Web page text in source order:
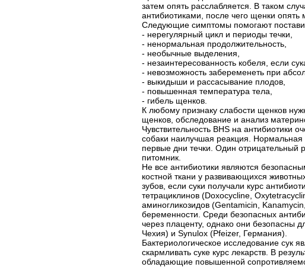
затем опять расслабляется. В таком
антибиотиками, после чего щенки опять
Следующие симптомы помогают
- нерегулярный цикл и периоды течки,
- ненормальная продолжительность,
- необычные выделения,
- незаинтересованность кобеля, если
- невозможность забеременеть при
- выкидыши и рассасывание плодов,
- повышенная температура тела,
- гибель щенков.
К любому признаку слабости щенков
щенков, обследование и анализ
Чувствительность BHS на антибиотики
собаки наилучшая реакция. Нормальная
первые дни течки. Один отрицательный
питомник.
Не все антибиотики являются
костной ткани у развивающихся
зубов, если суки получали курс
тетрациклинов (Doxocycline,
аминогликозидов (Gentamicin,
беременности. Среди безопасных
через плаценту, однако они безопасны
Чехия) и Synulox (Pfeizer, Германия).
Бактериологическое исследование сук
скармливать суке курс лекарств. В
обладающие повышенной